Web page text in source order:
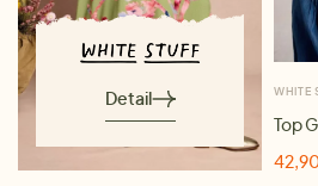
Detail WHITE
Top